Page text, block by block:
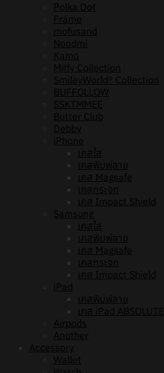
Polka Dot
Frame
mofusand
Noodmi
Kamo
Miffy Collection
SmileyWorld® Collection
BUFFOLLOW
SSKTMMEE
Butter Club
Debby
iPhone
เคสใส
เคสพิมพ์ลาย
เคส Magsafe
เคสกระจก
เคส Impact Shield
Samsung
เคสใส
เคสพิมพ์ลาย
เคส Magsafe
เคสกระจก
เคส Impact Shield
iPad
เคสพิมพ์ลาย
เคส iPad ABSOLUTE
Airpods
Another
Accessory
Wallet